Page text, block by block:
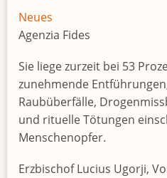
Neues
Agenzia Fides
Sie liege zurzeit bei 53
zunehmende
Raubüberfälle,
und rituelle Tötungen
Menschenopfer.
Erzbischof Lucius Ugorji,